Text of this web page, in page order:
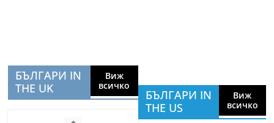
БЪЛГАРИ IN
THE UK
Виж
всичко
БЪЛГАРИ IN
THE US
Виж
всичко